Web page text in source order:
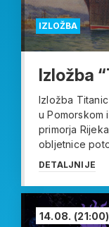
IZLOŽBA
Izložba
Izložba
u Pomorskom
primorja
obljetnice
DETALJNIJE
14.08. (21:00)